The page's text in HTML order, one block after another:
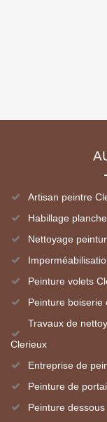
Artisan peintre
Habillage
Nettoyage
Peinture volets
Peinture boiserie
Travaux de
Clerieux
Entreprise de
Peinture de
Peinture